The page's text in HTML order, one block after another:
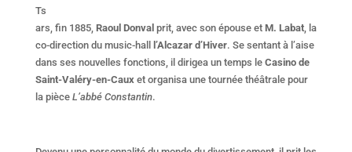
Ts
ars, fin 1885, Raoul Donval prit, avec son épouse et M. Labat, la
co-direction du music-hall
l’Alcazar d’Hiver. Se sentant à l’aise
dans ses nouvelles fonctions, il dirigea un temps le Casino de
Saint-Valéry-en-Cauxet organisa une tournée théâtrale pour
la pièce L’abbé Constantin.